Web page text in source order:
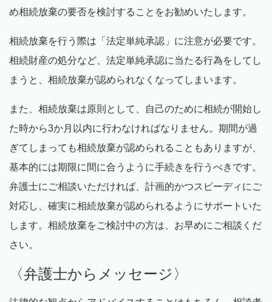
め相続放棄の要否を検討することをお勧めいたします。
相続放棄を行う際は「法定単純承認」に注意が必要です。
相続財産の処分など、法定単純承認に当たる行為をしてし
まうと、相続放棄が認められなくなってしまいます。
また、相続放棄は原則として、自己のために相続が開始し
た時から3か月以内に行わなければなりません。期間が過
ぎてしまっても相続放棄が認められることもありますが、
基本的には期限に間に合うように手続きを行うべきです。
弁護士にご相談いただければ、計画的かつスピーディにご
対応し、確実に相続放棄が認められるようにサポートいた
します。相続放棄をご検討中の方は、お早めにご相談くだ
さい。
〈弁護士からメッセージ〉